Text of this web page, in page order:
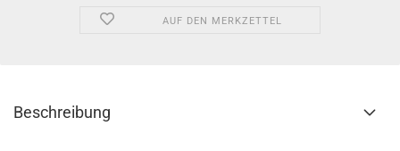
AUF DEN MERKZETTEL
Beschreibung